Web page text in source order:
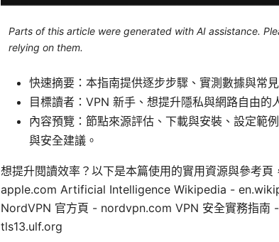
Parts of this article were generated with AI assistance.
relying on them.
快速摘要：本指南提供逐步步驟、實測數據與常
目標讀者：VPN 新手、想提升隱私與網路自由的
內容預覽：節點來源評估、下載與安裝、設定範
與安全建議。
想提升閱讀效率？以下是本篇使用的實用資源與參考
apple.com Artificial Intelligence Wikipedia -
NordVPN 官方頁 - nordvpn.com VPN 安全實務指
tls13.ulf.org